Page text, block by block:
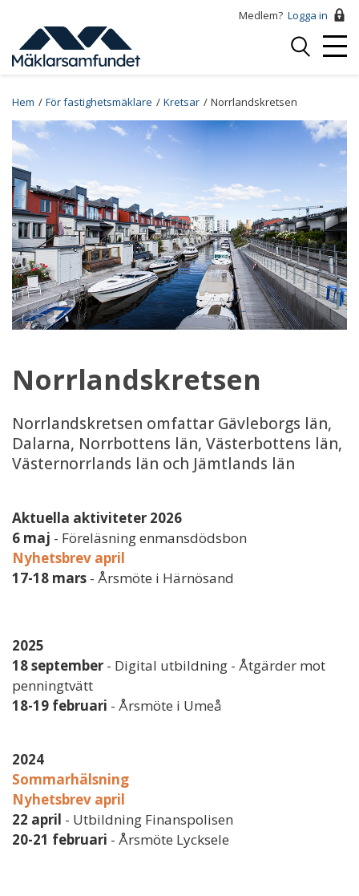
huvudinnehåll
Medlem? Logga in
Logga
Breadcrumb
Hem För fastighetsmäklare Kretsar Norrlandskretsen
Norrlandskretsen
Norrlandskretsen omfattar Gävleborgs län,
Dalarna, Norrbottens län, Västerbottens län,
Västernorrlands län och Jämtlands län
Aktuella aktiviteter 2026
6 maj - Föreläsning enmansdödsbon
Nyhetsbrev april
17-18 mars - Årsmöte i Härnösand
2025
18 september - Digital utbildning - Åtgärder mot
penningtvätt
18-19 februari - Årsmöte i Umeå
2024
Sommarhälsning
Nyhetsbrev april
22 april - Utbildning Finanspolisen
20-21 februari - Årsmöte Lycksele